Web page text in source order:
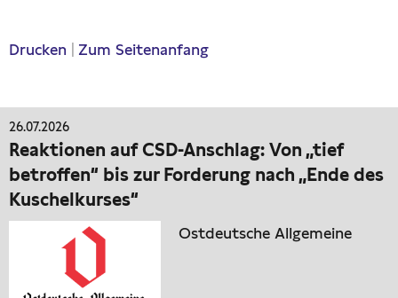
Drucken Zum Seitenanfang
26.07.2026
Reaktionen auf CSD-Anschlag: Von „tief
betroffen“ bis zur Forderung nach „Ende des
Kuschelkurses“
Ostdeutsche Allgemeine